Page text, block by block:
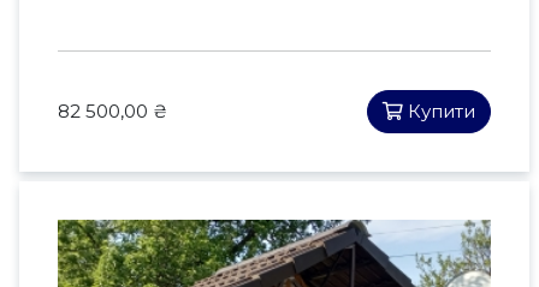
82 500,00 ₴ Купити